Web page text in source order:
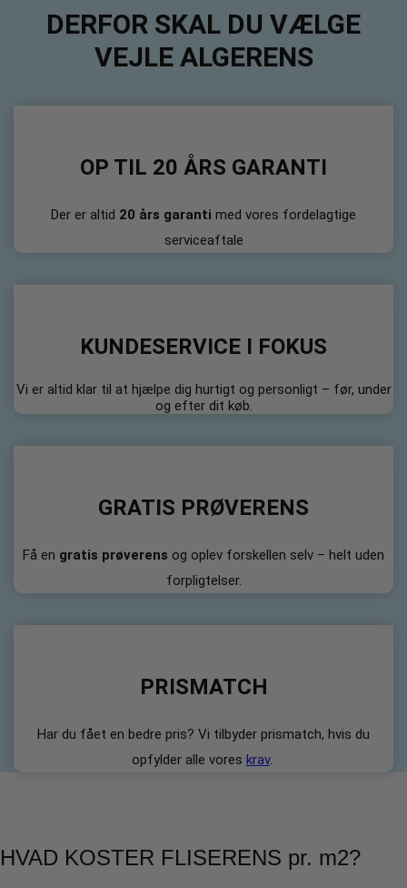
DERFOR SKAL DU VÆLGE
VEJLE ALGERENS
OP TIL 20 ÅRS GARANTI
Der er altid 20 års garanti med vores fordelagtige
serviceaftale
KUNDESERVICE I FOKUS
Vi er altid klar til at hjælpe dig hurtigt og personligt – før, under
og efter dit køb.
GRATIS PRØVERENS
Få en gratis prøverens og oplev forskellen selv – helt uden
forpligtelser.
PRISMATCH
Har du fået en bedre pris? Vi tilbyder prismatch, hvis du
opfylder alle vores krav.
HVAD KOSTER FLISERENS pr. m2?